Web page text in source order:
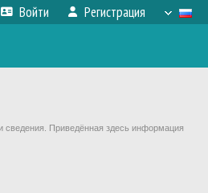
Войти Регистрация
сведения. Приведённая здесь информация